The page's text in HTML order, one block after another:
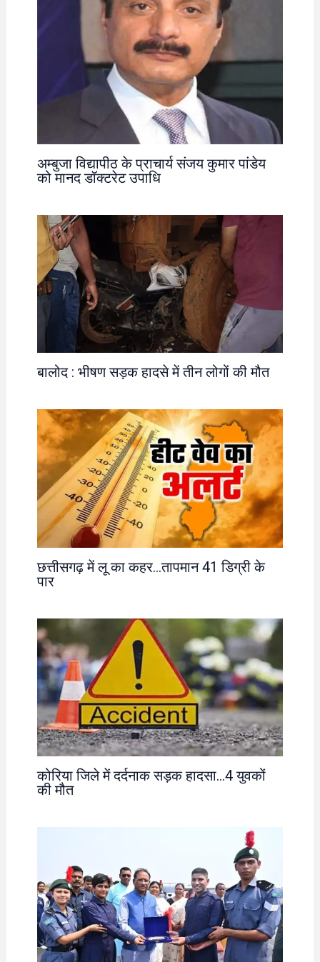
अम्बुजा विद्यापीठ के प्राचार्य संजय कुमार पांडेय
को मानद डॉक्टरेट उपाधि
बालोद : भीषण सड़क हादसे में तीन लोगों की मौत
छत्तीसगढ़ में लू का कहर…तापमान 41 डिग्री के
पार
कोरिया जिले में दर्दनाक सड़क हादसा…4 युवकों
की मौत